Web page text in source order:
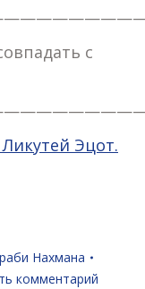
с
Эцот.
Нахмана
комментарий